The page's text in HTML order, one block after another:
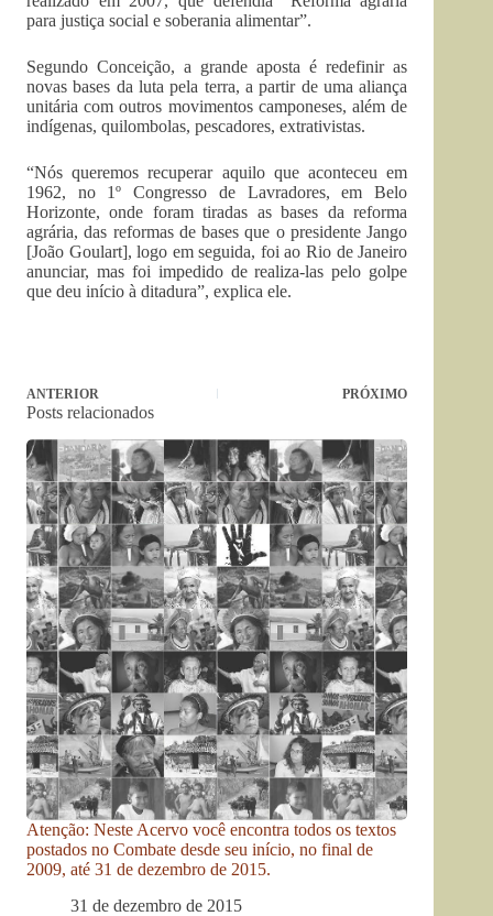
para justiça social e soberania alimentar”.
Segundo Conceição, a grande aposta é redefinir as
novas bases da luta pela terra, a partir de uma aliança
unitária com outros movimentos camponeses, além de
indígenas, quilombolas, pescadores, extrativistas.
“Nós queremos recuperar aquilo que aconteceu em
1962, no 1º Congresso de Lavradores, em Belo
Horizonte, onde foram tiradas as bases da reforma
agrária, das reformas de bases que o presidente Jango
[João Goulart], logo em seguida, foi ao Rio de Janeiro
anunciar, mas foi impedido de realiza-las pelo golpe
que deu início à ditadura”, explica ele.
ANTERIOR PRÓXIMO
Posts relacionados
Atenção: Neste Acervo você encontra todos os textos
postados no Combate desde seu início, no final de
2009, até 31 de dezembro de 2015.
31 de dezembro de 2015